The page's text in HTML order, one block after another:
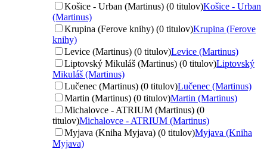
Košice - Urban (Martinus) (0 titulov)Košice - Urban
(Martinus)
Krupina (Ferove knihy) (0 titulov)Krupina (Ferove
knihy)
Levice (Martinus) (0 titulov)Levice (Martinus)
Liptovský Mikuláš (Martinus) (0 titulov)Liptovský
Mikuláš (Martinus)
Lučenec (Martinus) (0 titulov)Lučenec (Martinus)
Martin (Martinus) (0 titulov)Martin (Martinus)
Michalovce - ATRIUM (Martinus) (0
titulov)Michalovce - ATRIUM (Martinus)
Myjava (Kniha Myjava) (0 titulov)Myjava (Kniha
Myjava)